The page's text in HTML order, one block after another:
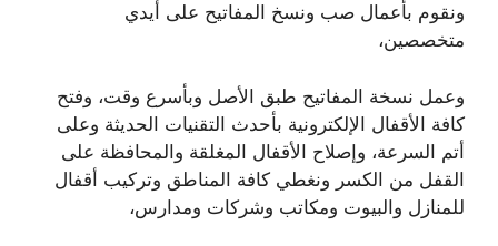
ونقوم بأعمال صب ونسخ المفاتيح على أيدي
متخصصين،
وعمل نسخة المفاتيح طبق الأصل وبأسرع وقت، وفتح
كافة الأقفال الإلكترونية بأحدث التقنيات الحديثة وعلى
أتم السرعة، وإصلاح الأقفال المغلقة والمحافظة على
القفل من الكسر ونغطي كافة المناطق وتركيب أقفال
للمنازل والبيوت ومكاتب وشركات ومدارس،